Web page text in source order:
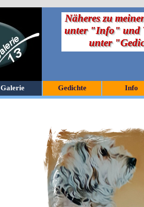
Galerie Gedichte Info
Näheres zu
unter "Info" und
unter